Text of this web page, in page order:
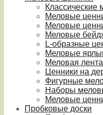
Классические
Меловые
Меловые
Меловые
L-образные
Меловые
Меловая лента
Ценники на
Фигурные
Наборы
Меловые
Пробковые доски